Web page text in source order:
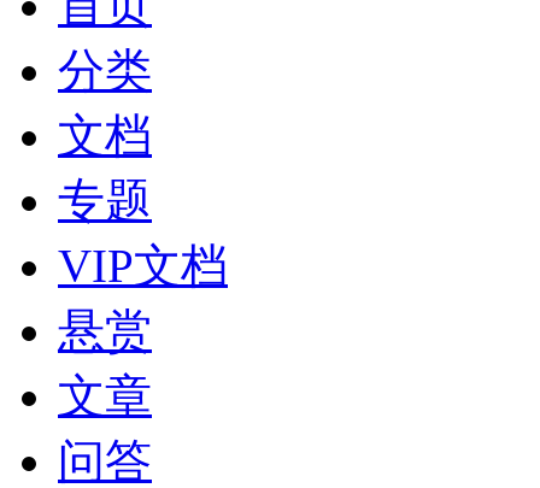
分类
文档
专题
VIP文档
悬赏
文章
问答